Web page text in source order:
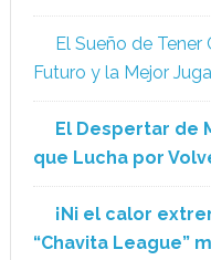
El Sueño de Tener
Futuro y la Mejor
El Despertar de
que Lucha por
¡Ni el calor
“Chavita League”